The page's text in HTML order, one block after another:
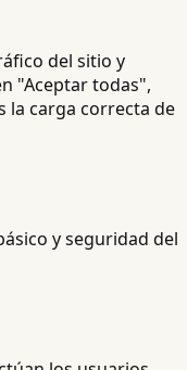
del sitio y
"Aceptar todas",
la carga correcta de
y seguridad del